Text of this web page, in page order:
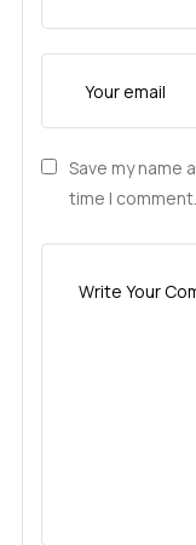
Save my name
time I comment.